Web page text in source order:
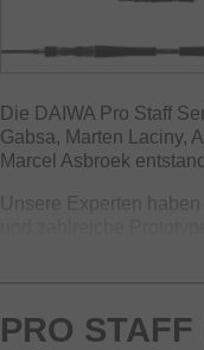
Die DAIWA Pro Staff
Gabsa, Marten Laciny,
Marcel Asbroek
Unsere Experten
und zahlreiche
hohen Anforderungen
PRO